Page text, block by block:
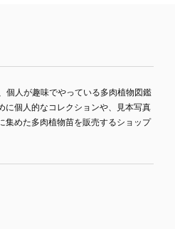
個人が趣味でやっている多肉植物図鑑
に個人的なコレクションや、見本写真
集めた多肉植物苗を販売するショップ